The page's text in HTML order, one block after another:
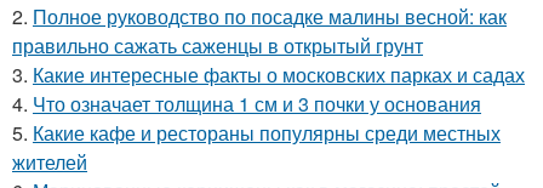
2. Полное руководство по посадке малины весной: как
правильно сажать саженцы в открытый грунт
3. Какие интересные факты о московских парках и садах
4. Что означает толщина 1 см и 3 почки у основания
5. Какие кафе и рестораны популярны среди местных
жителей